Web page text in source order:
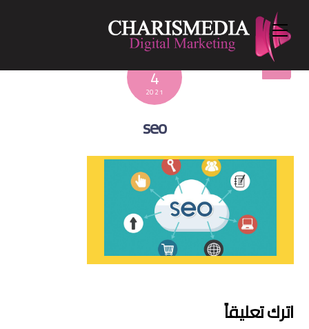
content
4
2021
seo
اترك تعليقاً